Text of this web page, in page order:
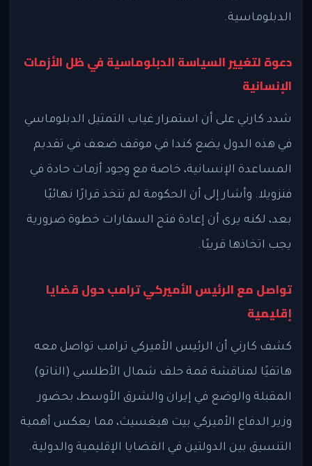
الدبلوماسية.
دعوة لتغيير السياسة الدبلوماسية في ظل الأزمات
الإنسانية
شدد كارني على أن استمرار غياب التمثيل الدبلوماسي
في هذه الدول يضع كندا في موقف ضعف في تقديم
المساعدة الإنسانية، خاصة مع وجود أزمات حادة في
فنزويلا. وأشار إلى أن الحكومة لم تتخذ قرارًا نهائيًا
بعد، لكنه يرى أن إعادة فتح السفارات خطوة ضرورية
يجب اتخاذها قريبًا.
تواصل مع الرئيس الأميركي ترامب حول قضايا
إقليمية
كشف كارني أن الرئيس الأميركي ترامب تواصل معه
هاتفيًا لمناقشة قمة حلف شمال الأطلسي (الناتو)
المقبلة والوضع في إيران والشرق الأوسط، بحضور
وزير الدفاع الأميركي بيت هيغسيث، مما يعكس أهمية
التنسيق بين الدولتين في القضايا الإقليمية والدولية.